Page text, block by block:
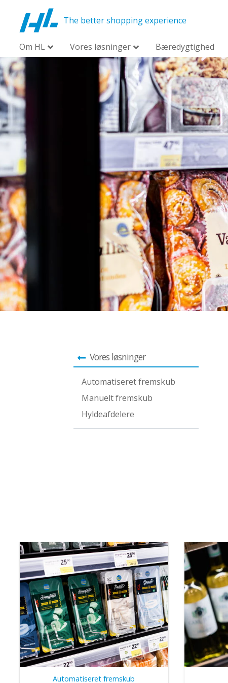
The better shopping experience
Om HL Vores løsninger Bæredygtighed
Vores løsninger
Automatiseret fremskub
Manuelt fremskub
Hyldeafdelere
Automatiseret fremskub